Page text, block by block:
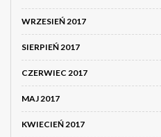
WRZESIEŃ 2017
SIERPIEŃ 2017
CZERWIEC 2017
MAJ 2017
KWIECIEŃ 2017